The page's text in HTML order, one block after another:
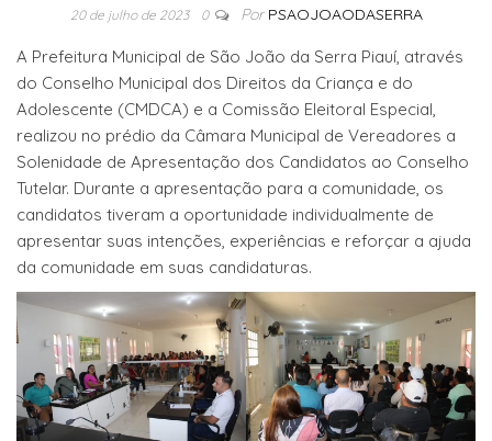
20 de julho de 2023 0 Por PSAOJOAODASERRA
A Prefeitura Municipal de São João da Serra Piauí, através
do Conselho Municipal dos Direitos da Criança e do
Adolescente (CMDCA) e a Comissão Eleitoral Especial,
realizou no prédio da Câmara Municipal de Vereadores a
Solenidade de Apresentação dos Candidatos ao Conselho
Tutelar. Durante a apresentação para a comunidade, os
candidatos tiveram a oportunidade individualmente de
apresentar suas intenções, experiências e reforçar a ajuda
da comunidade em suas candidaturas.